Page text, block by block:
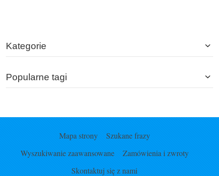
Kategorie
Popularne tagi
Mapa strony
Szukane frazy
Wyszukiwanie zaawansowane
Zamówienia i zwroty
Skontaktuj się z nami